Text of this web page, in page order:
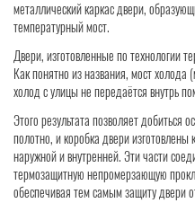
металлический каркас двери,
температурный мост.
Двери, изготовленные по технологии
Как понятно из названия, мост холода
холод с улицы не передаётся внутрь
Этого результата позволяет добиться
полотно, и коробка двери
наружной и внутренней. Эти части
термозащитную непромерзающую
обеспечивая тем самым защиту двери